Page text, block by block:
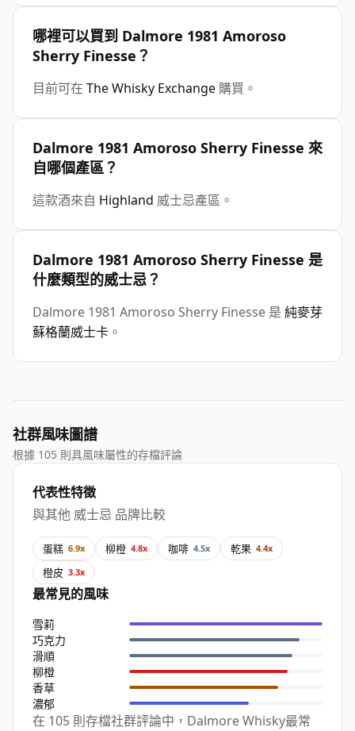
哪裡可以買到 Dalmore 1981 Amoroso
Sherry Finesse？
目前可在 The Whisky Exchange 購買。
Dalmore 1981 Amoroso Sherry Finesse 來
自哪個產區？
這款酒來自 Highland 威士忌產區。
Dalmore 1981 Amoroso Sherry Finesse 是
什麼類型的威士忌？
Dalmore 1981 Amoroso Sherry Finesse 是 純麥芽
蘇格蘭威士卡 。
社群風味圖譜
根據 105 則具風味屬性的存檔評論
代表性特徵
與其他 威士忌 品牌比較
蛋糕 6.9x 柳橙 4.8x 咖啡 4.5x 乾果 4.4x
橙皮 3.3x
最常見的風味
雪莉
巧克力
滑順
柳橙
香草
濃郁
在 105 則存檔社群評論中，Dalmore Whisky最常